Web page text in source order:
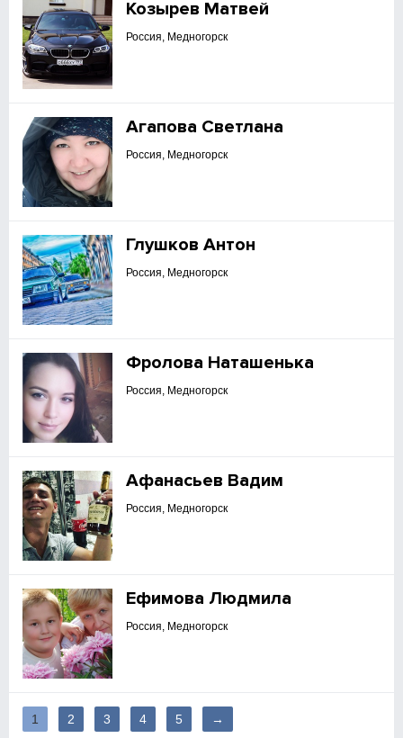
Козырев Матвей
Россия, Медногорск
Агапова Светлана
Россия, Медногорск
Глушков Антон
Россия, Медногорск
Фролова Наташенька
Россия, Медногорск
Афанасьев Вадим
Россия, Медногорск
Ефимова Людмила
Россия, Медногорск
1 2 3 4 5 →